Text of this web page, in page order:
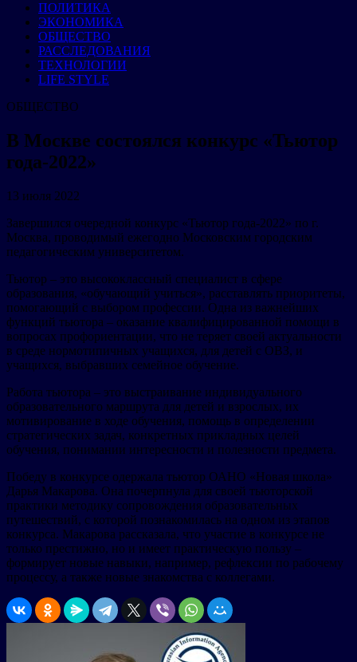
ПОЛИТИКА
ЭКОНОМИКА
ОБЩЕСТВО
РАССЛЕДОВАНИЯ
ТЕХНОЛОГИИ
LIFE STYLE
ОБЩЕСТВО
В Москве состоялся конкурс «Тьютор
года-2022»
13 июля 2022
Завершился очередной конкурс «Тьютор года-2022» по г.
Москва, проводимый ежегодно Московским городским
педагогическим университетом.
Тьютор – это высококлассный специалист в сфере
образования, «обучающий учиться», расставлять приоритеты,
помогающий с выбором профессии. Одна из важнейших
функций тьютора – оказание квалифицированной помощи в
вопросах профориентации, что не теряет своей актуальности
в среде нормотипичных учащихся, для детей с ОВЗ, и
учащихся, выбравших семейное обучение.
Работа тьютора – это выстраивание индивидуального
образовательного маршрута для детей и взрослых, их
мотивирование в ходе обучения, помощь в определении
стратегических задач, конкретных прикладных целей
обучения, понимании интересности и полезности предмета.
Победу в конкурсе одержала тьютор ОАНО «Новая школа»
Дарья Макарова. Она почерпнула для своей тьюторской
практики методику сопровождения образовательных
путешествий, с которой познакомилась на одном из этапов
конкурса. Макарова рассказала, что участие в конкурсе не
только престижно, но и имеет практическую пользу –
формирует новые навыки, например, рефлексии по рабочему
процессу, а также новые знакомства с коллегами.